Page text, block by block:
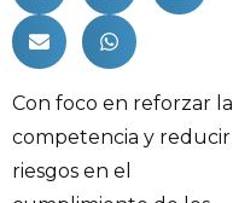
Con foco en reforzar la
competencia y reducir
riesgos en el